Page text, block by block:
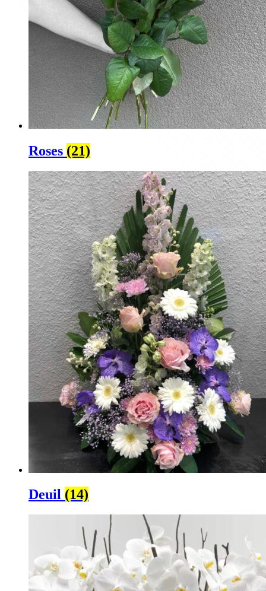
Roses (21)
Deuil (14)